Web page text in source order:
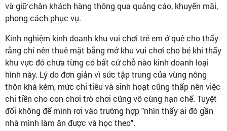
và giữ chân khách hàng thông qua quảng cáo, khuyến mãi,
phong cách phục vụ.
Kinh nghiệm kinh doanh khu vui chơi trẻ em ở quê cho thấy
rằng chỉ nên thuê mặt bằng mở khu vui chơi cho bé khi thấy
khu vực đó chưa từng có bất cứ chỗ nào kinh doanh loại
hình này. Lý do đơn giản vì sức tập trung của vùng nông
thôn khá kém, mức chi tiêu và sinh hoạt cũng thấp nên việc
chi tiền cho con chơi trò chơi cũng vô cùng hạn chế. Tuyệt
đối không để mình rơi vào trường hợp "nhìn thấy ai đó gần
nhà mình làm ăn được và học theo".